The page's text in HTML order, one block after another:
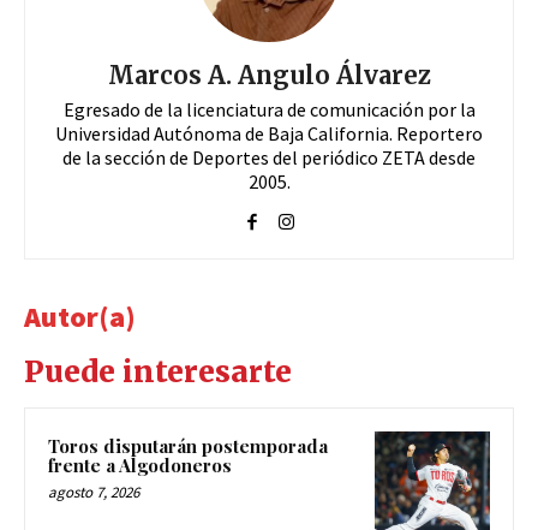
Marcos A. Angulo Álvarez
Egresado de la licenciatura de comunicación por la
Universidad Autónoma de Baja California. Reportero
de la sección de Deportes del periódico ZETA desde
2005.
Autor(a)
Puede interesarte
Toros disputarán postemporada
frente a Algodoneros
agosto 7, 2026